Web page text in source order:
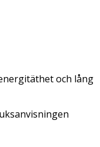
och lång